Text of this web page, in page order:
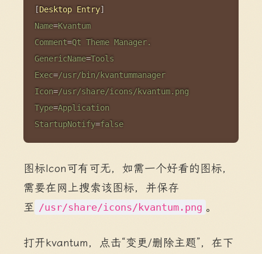
[Desktop Entry]
Name=Kvantum
Comment=Qt Theme Manager.
GenericName=Tools
Exec=/usr/bin/kvantummanager
Icon=/usr/share/icons/kvantum.png
Type=Application
StartupNotify=false
图标Icon可有可无，如需一个好看的图标，
需要在网上搜索该图标，并保存
至 /usr/share/icons/kvantum.png 。
打开kvantum，点击“变更/删除主题”，在下